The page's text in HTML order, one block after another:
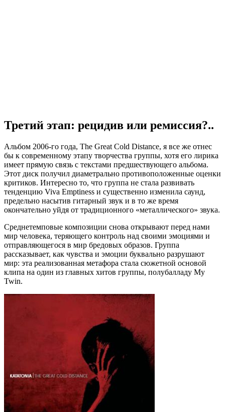
Третий этап: рецидив или ремиссия?..
Альбом 2006-го года, The Great Cold Distance, я все же отнес
бы к современному этапу творчества группы, хотя его лирика
имеет прямую связь с текстами предшествующего альбома.
Этот диск получил диаметрально противоположенные оценки
критиков. Интересно то, что группа не стала развивать
тенденцию Viva Emptiness и существенно изменила саунд,
предельно насытив гитарный звук и в то же время
окончательно уйдя от традиционного «металлического» звука.
Среднетемповые композиции снова открывают перед нами
мир человека, теряющего контроль над своими эмоциями и
отправляющегося в мир бредовых образов. Группа
рассказывает, как чувства и эмоции буквально разрушают
мир: эта реализованная метафора стала сюжетной основой
клипа на один из главных хитов группы, полубалладу My
Twin.